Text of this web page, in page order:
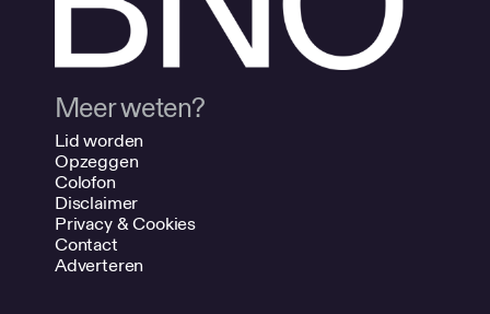
Meer weten?
Lid worden
Opzeggen
Colofon
Disclaimer
Privacy & Cookies
Contact
Adverteren